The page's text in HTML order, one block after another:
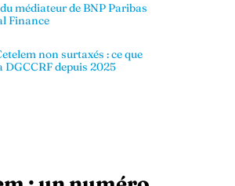
médiateur de BNP Paribas
Finance
non surtaxés : ce que
depuis 2025